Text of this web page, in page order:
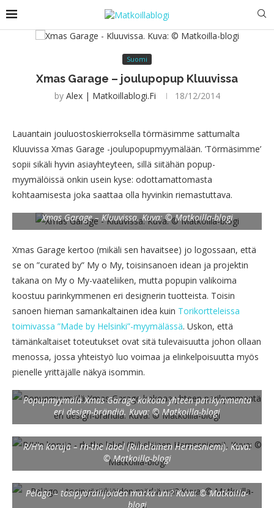
Suomi
Xmas Garage – joulupopup Kluuvissa
by Alex | Matkoillablogi.fi 18/12/2014
Lauantain jouluostoskierroksella törmäsimme sattumalta
Kluuvissa Xmas Garage -joulupopupmyymälään. ’Törmäsimme’
sopii sikäli hyvin asiayhteyteen, sillä siitähän popup-
myymälöissä onkin usein kyse: odottamattomasta
kohtaamisesta joka saattaa olla hyvinkin riemastuttava.
Xmas Garage – Kluuvissa. Kuva: © Matkoilla-blogi
Xmas Garage kertoo (mikäli sen havaitsee) jo logossaan, että
se on ”curated by” My o My, toisinsanoen idean ja projektin
takana on My o My-vaateliiken, mutta popupin valikoima
koostuu parinkymmenen eri designerin tuotteista. Toisin
sanoen hieman samankaltainen idea kuin Torikortteleissa
toimivassa ”Made by Helsinki”-myymälässä. Uskon, että
tämänkaltaiset toteutukset ovat sitä tulevaisuutta johon ollaan
menossa, jossa yhteistyö luo voimaa ja elinkelpoisuutta myös
pienelle yrittäjälle näkyä isommin.
Popupmyymälä Xmas Garage kokoaa yhteen parikymmentä
eri design-brändiä. Kuva: © Matkoilla-blogi
R/H’n koruja – rh-the label (Riiheläinen Hernesniemi). Kuva:
© Matkoilla-blogi
Pelago – tosipyöräilijöiden märkä uni? Kuva: © Matkoilla-
blogi